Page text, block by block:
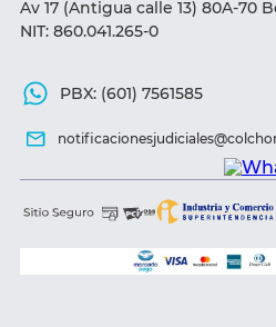
Av 17 (Antigua calle 13) 80A-70
NIT: 860.041.265-0
PBX: (601) 7561585